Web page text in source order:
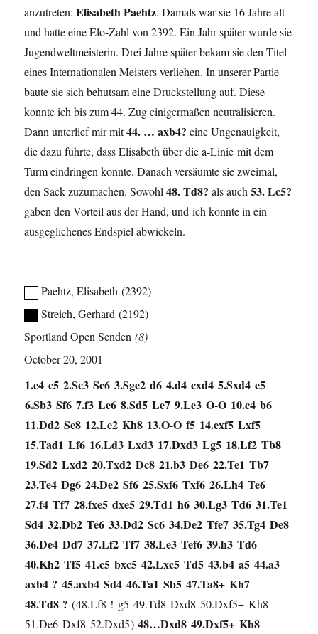
anzutreten:Elisabeth Paehtz. Damals war sie 16 Jahre alt
und hatte eine Elo-Zahl von 2392. Ein Jahr später wurde sie
Jugendweltmeisterin. Drei Jahre später bekam sie den Titel
eines Internationalen Meisters verliehen. In unserer Partie
baute sie sich behutsam eine Druckstellung auf. Diese
konnte ich bis zum 44. Zug einigermaßen neutralisieren.
Dann unterlief mir mit44. … axb4? eine Ungenauigkeit,
die dazu führte, dass Elisabeth über die a-Linie mit dem
Turm eindringen konnte. Danach versäumte sie zweimal,
den Sack zuzumachen. Sowohl48. Td8? als auch53. Lc5?
gaben den Vorteil aus der Hand, und ich konnte in ein
ausgeglichenes Endspiel abwickeln.
Paehtz, Elisabeth 2392
Streich, Gerhard 2192
Sportland Open Senden 8
October 20, 2001
1.e4 c5 2.Sc3 Sc6 3.Sge2 d6 4.d4 cxd4 5.Sxd4 e5
6.Sb3 Sf6 7.f3 Le6 8.Sd5 Le7 9.Le3 O-O 10.c4 b6
11.Dd2 Se8 12.Le2 Kh8 13.O-O f5 14.exf5 Lxf5
15.Tad1 Lf6 16.Ld3 Lxd3 17.Dxd3 Lg5 18.Lf2 Tb8
19.Sd2 Lxd2 20.Txd2 Dc8 21.b3 De6 22.Te1 Tb7
23.Te4 Dg6 24.De2 Sf6 25.Sxf6 Txf6 26.Lh4 Te6
27.f4 Tf7 28.fxe5 dxe5 29.Td1 h6 30.Lg3 Td6 31.Te1
Sd4 32.Db2 Te6 33.Dd2 Sc6 34.De2 Tfe7 35.Tg4 De8
36.De4 Dd7 37.Lf2 Tf7 38.Le3 Tef6 39.h3 Td6
40.Kh2 Tf5 41.c5 bxc5 42.Lxc5 Td5 43.b4 a5 44.a3
axb4 ? 45.axb4 Sd4 46.Ta1 Sb5 47.Ta8+ Kh7
48.Td8 ? 48.Lf8 ! g5 49.Td8 Dxd8 50.Dxf5+ Kh8
51.De6 Dxf8 52.Dxd5 48…Dxd8 49.Dxf5+ Kh8